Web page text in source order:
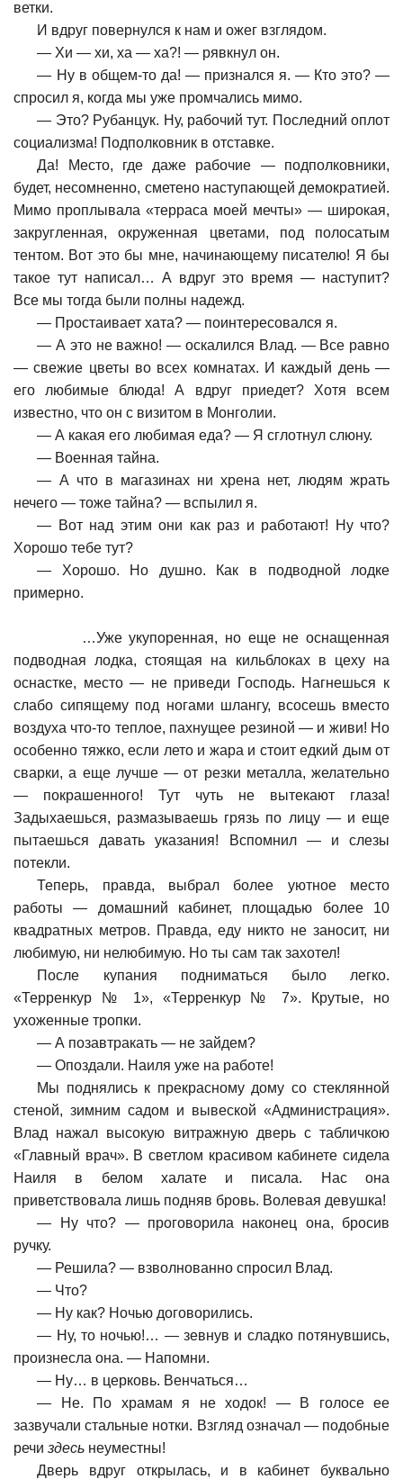
ветки.
И вдруг повернулся к нам и ожег взглядом.
— Хи — хи, ха — ха?! — рявкнул он.
— Ну в общем-то да! — признался я. — Кто это? —
спросил я, когда мы уже промчались мимо.
— Это? Рубанцук. Ну, рабочий тут. Последний оплот
социализма! Подполковник в отставке.
Да! Место, где даже рабочие — подполковники,
будет, несомненно, сметено наступающей демократией.
Мимо проплывала «терраса моей мечты» — широкая,
закругленная, окруженная цветами, под полосатым
тентом. Вот это бы мне, начинающему писателю! Я бы
такое тут написал… А вдруг это время — наступит?
Все мы тогда были полны надежд.
— Простаивает хата? — поинтересовался я.
—А это не важно! — оскалился Влад. — Все равно
— свежие цветы во всех комнатах. И каждый день —
его любимые блюда! А вдруг приедет? Хотя всем
известно, что он с визитом в Монголии.
—А какая его любимая еда? — Я сглотнул слюну.
— Военная тайна.
— А что в магазинах ни хрена нет, людям жрать
нечего — тоже тайна? — вспылил я.
— Вот над этим они как раз и работают! Ну что?
Хорошо тебе тут?
— Хорошо. Но душно. Как в подводной лодке
примерно.
…Уже укупоренная, но еще не оснащенная
подводная лодка, стоящая на кильблоках в цеху на
оснастке, место — не приведи Господь. Нагнешься к
слабо сипящему под ногами шлангу, всосешь вместо
воздуха что-то теплое, пахнущее резиной — и живи! Но
особенно тяжко, если лето и жара и стоит едкий дым от
сварки, а еще лучше — от резки металла, желательно
— покрашенного! Тут чуть не вытекают глаза!
Задыхаешься, размазываешь грязь по лицу — и еще
пытаешься давать указания! Вспомнил — и слезы
потекли.
Теперь, правда, выбрал более уютное место
работы — домашний кабинет, площадью более 10
квадратных метров. Правда, еду никто не заносит, ни
любимую, ни нелюбимую. Но ты сам так захотел!
После купания подниматься было легко.
«Терренкур № 1», «Терренкур № 7». Крутые, но
ухоженные тропки.
—А позавтракать — не зайдем?
—Опоздали. Наиля уже на работе!
Мы поднялись к прекрасному дому со стеклянной
стеной, зимним садом и вывеской «Администрация».
Влад нажал высокую витражную дверь с табличкою
«Главный врач». В светлом красивом кабинете сидела
Наиля в белом халате и писала. Нас она
приветствовала лишь подняв бровь. Волевая девушка!
—
Ну что? — проговорила наконец она, бросив
ручку.
— Решила? — взволнованно спросил Влад.
— Что?
— Ну как? Ночью договорились.
— Ну, то ночью!… — зевнув и сладко потянувшись,
произнесла она. — Напомни.
— Ну… в церковь. Венчаться…
—
Не. По храмам я не ходок! — В голосе ее
зазвучали стальные нотки. Взгляд означал — подобные
речи здесь неуместны!
Дверь вдруг открылась, и в кабинет буквально